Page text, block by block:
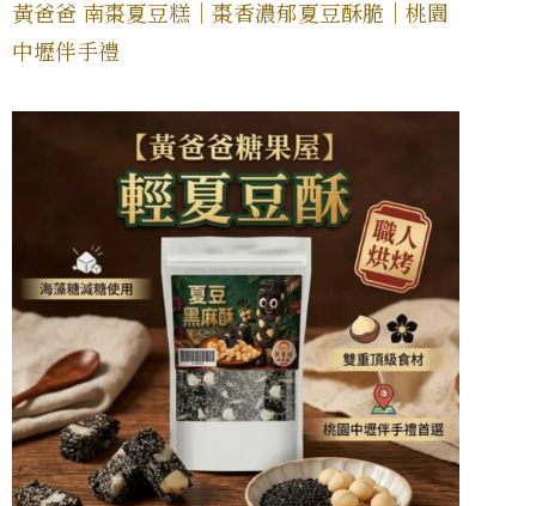
黃爸爸 南棗夏豆糕｜棗香濃郁夏豆酥脆｜桃園
中壢伴手禮